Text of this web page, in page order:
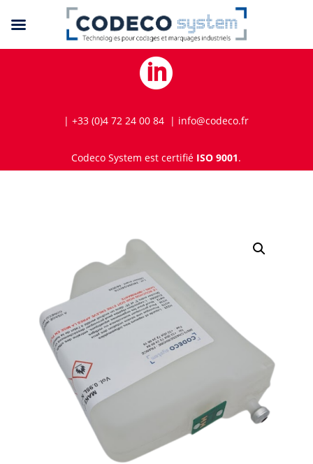

| +33 (0)4 72 24 00 84 | info@codeco.fr
Codeco System est certifié ISO 9001.